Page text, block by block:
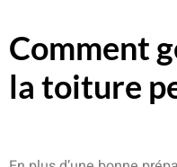
Comment
la toiture